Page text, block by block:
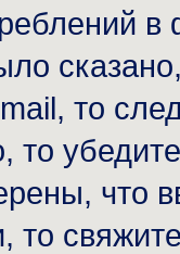
то
то
что
то